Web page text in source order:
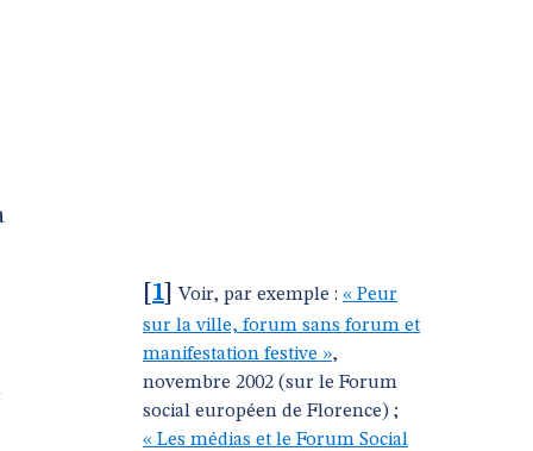
1 ]Voir, par exemple : « Peur
sur la ville, forum sans forum et
manifestation festive »,
novembre 2002 (sur le Forum
social européen de Florence) ;
« Les médias et le Forum Social